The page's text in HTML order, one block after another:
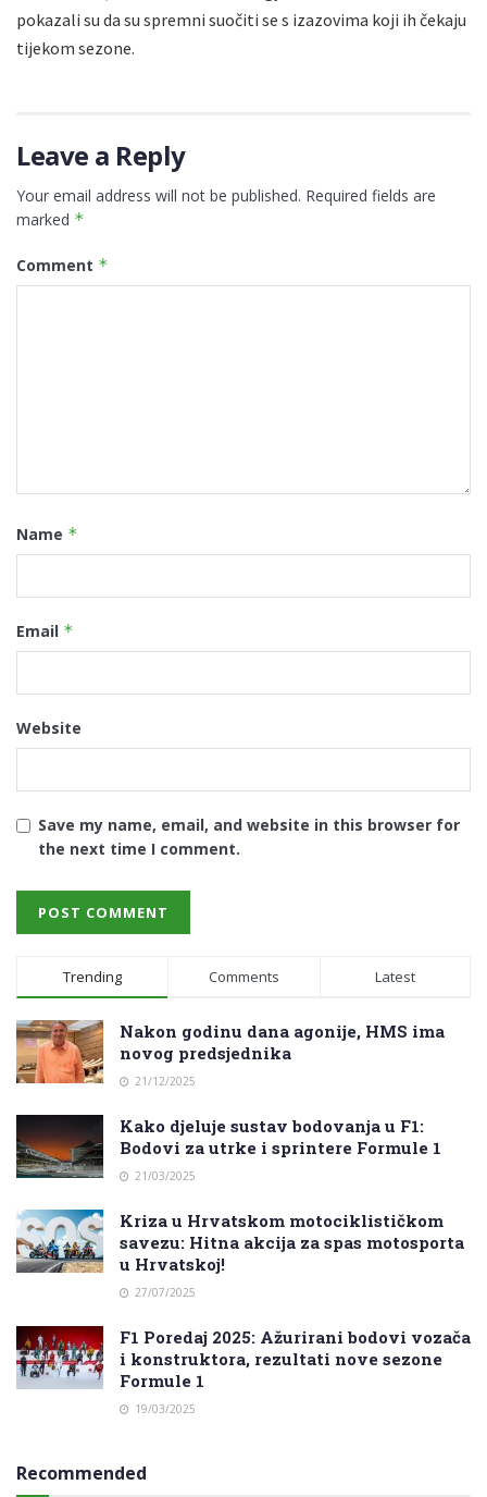
pokazali su da su spremni suočiti se s izazovima koji ih čekaju
tijekom sezone.
Leave a Reply
Your email address will not be published. Required fields are
marked *
Comment *
Name *
Email *
Website
Save my name, email, and website in this browser for
the next time I comment.
Trending Comments Latest
Nakon godinu dana agonije, HMS ima
novog predsjednika
21/12/2025
Kako djeluje sustav bodovanja u F1:
Bodovi za utrke i sprintere Formule 1
21/03/2025
Kriza u Hrvatskom motociklističkom
savezu: Hitna akcija za spas motosporta
u Hrvatskoj!
27/07/2025
F1 Poredaj 2025: Ažurirani bodovi vozača
i konstruktora, rezultati nove sezone
Formule 1
19/03/2025
Recommended